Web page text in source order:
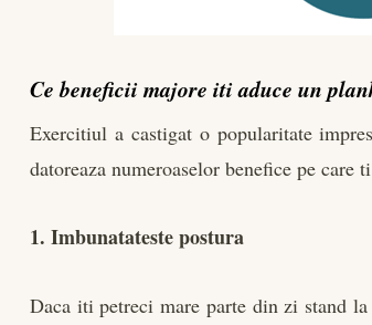
Ce beneficii majore iti aduce un
Exercitiul a castigat o popularitate
datoreaza numeroaselor benefice pe care
1. Imbunatateste postura
Daca iti petreci mare parte din zi stand